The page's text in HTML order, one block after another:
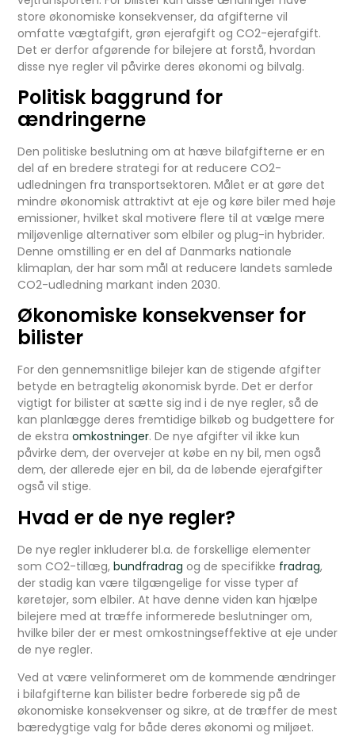
store økonomiske konsekvenser, da afgifterne vil
omfatte vægtafgift, grøn ejerafgift og CO2-ejerafgift.
Det er derfor afgørende for bilejere at forstå, hvordan
disse nye regler vil påvirke deres økonomi og bilvalg.
Politisk baggrund for
ændringerne
Den politiske beslutning om at hæve bilafgifterne er en
del af en bredere strategi for at reducere CO2-
udledningen fra transportsektoren. Målet er at gøre det
mindre økonomisk attraktivt at eje og køre biler med høje
emissioner, hvilket skal motivere flere til at vælge mere
miljøvenlige alternativer som elbiler og plug-in hybrider.
Denne omstilling er en del af Danmarks nationale
klimaplan, der har som mål at reducere landets samlede
CO2-udledning markant inden 2030.
Økonomiske konsekvenser for
bilister
For den gennemsnitlige bilejer kan de stigende afgifter
betyde en betragtelig økonomisk byrde. Det er derfor
vigtigt for bilister at sætte sig ind i de nye regler, så de
kan planlægge deres fremtidige bilkøb og budgettere for
de ekstra omkostninger. De nye afgifter vil ikke kun
påvirke dem, der overvejer at købe en ny bil, men også
dem, der allerede ejer en bil, da de løbende ejerafgifter
også vil stige.
Hvad er de nye regler?
De nye regler inkluderer bl.a. de forskellige elementer
som CO2-tillæg, bundfradrag og de specifikke fradrag,
der stadig kan være tilgængelige for visse typer af
køretøjer, som elbiler. At have denne viden kan hjælpe
bilejere med at træffe informerede beslutninger om,
hvilke biler der er mest omkostningseffektive at eje under
de nye regler.
Ved at være velinformeret om de kommende ændringer
i bilafgifterne kan bilister bedre forberede sig på de
økonomiske konsekvenser og sikre, at de træffer de mest
bæredygtige valg for både deres økonomi og miljøet.